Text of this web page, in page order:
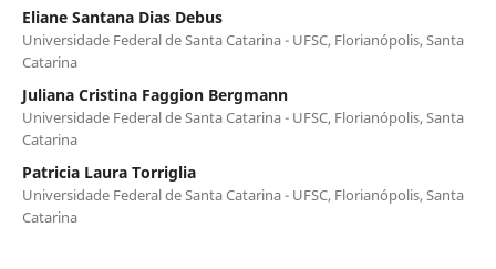
Eliane Santana Dias Debus
Universidade Federal de Santa Catarina - UFSC, Florianópolis, Santa
Catarina
Juliana Cristina Faggion Bergmann
Universidade Federal de Santa Catarina - UFSC, Florianópolis, Santa
Catarina
Patricia Laura Torriglia
Universidade Federal de Santa Catarina - UFSC, Florianópolis, Santa
Catarina